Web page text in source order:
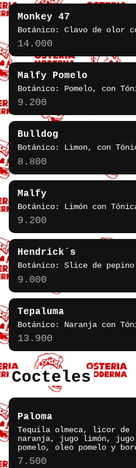
Monkey 47
Botánico: Clavo de olor
14.000
Malfy Pomelo
Botánico: Pomelo,
9.200
Bulldog
Botánico: Limon, con
8.800
Malfy
Botánico: Limón con
9.200
Hendrick´s
Botánico: Slice de
9.000
Tepaluma
Botánico:
13.900
Cocteles
Paloma
Tequila olmeca, licor de
naranja, jugo limón, jugo
pomelo, oleo pomelo y
tajín
7.500